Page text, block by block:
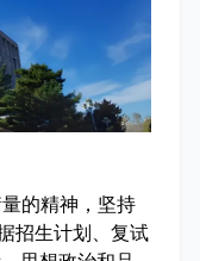
的精神，坚持
招生计划、复试